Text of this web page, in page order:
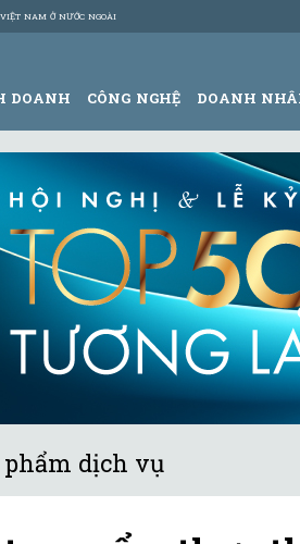
NAM Ở NƯỚC NGOÀI
DOANH CÔNG NGHỆ DOANH
phẩm dịch vụ